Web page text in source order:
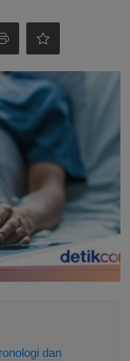
dan